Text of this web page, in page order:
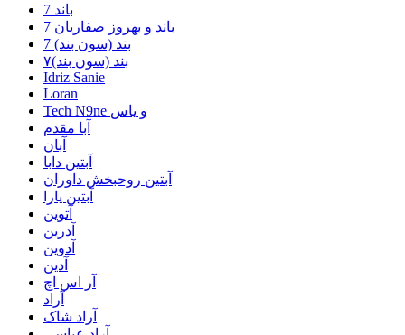
7 باند
7 باند و بهروز صفاریان
7 بند (سون بند)
۷بند (سون بند)
Idriz Sanie
Loran
Tech N9ne و یاس
آبا مقدم
آبان
آبتین دابا
آبتین روحبخش داوران
آبتین یارا
آتوین
آدرین
آدوین
آدین
آر اس اچ
آراد
آراد شاک